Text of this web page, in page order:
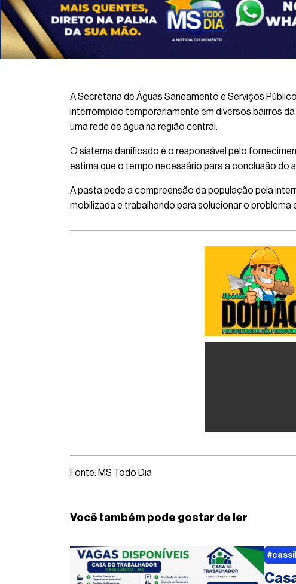
A Secretaria de Águas Saneamento e Serviços
interrompido temporariamente em diversos bairros
uma rede de água na região central.
O sistema danificado é o responsável pelo
estima que o tempo necessário para a conclusão do
A pasta pede a compreensão da população pela
mobilizada e trabalhando para solucionar o
Fonte: MS Todo Dia
Você também pode gostar de ler